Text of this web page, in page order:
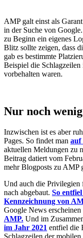
AMP galt einst als
in der Suche von
zu Beginn ein eigenes
Blitz sollte zeigen, dass
gab es bestimmte
Beispiel die
vorbehalten waren.
Nur noch
Inzwischen ist es aber
Pages. So findet man auf
aktuellen Meldungen zu
Beitrag datiert vom
mehr Blogposts zu AMP
Und auch die
nach abgebaut. So
Kennzeichnung von
Google News
AMP. Und im
im Jahr 2021 entfiel die
Schlagzeilen der mobilen